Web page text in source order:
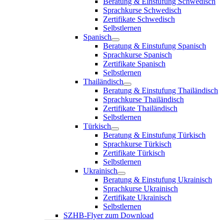
Sprachkurse Schwedisch
Zertifikate Schwedisch
Selbstlernen
Spanisch
Beratung & Einstufung Spanisch
Sprachkurse Spanisch
Zertifikate Spanisch
Selbstlernen
Thailändisch
Beratung & Einstufung Thailändisch
Sprachkurse Thailändisch
Zertifikate Thailändisch
Selbstlernen
Türkisch
Beratung & Einstufung Türkisch
Sprachkurse Türkisch
Zertifikate Türkisch
Selbstlernen
Ukrainisch
Beratung & Einstufung Ukrainisch
Sprachkurse Ukrainisch
Zertifikate Ukrainisch
Selbstlernen
SZHB-Flyer zum Download